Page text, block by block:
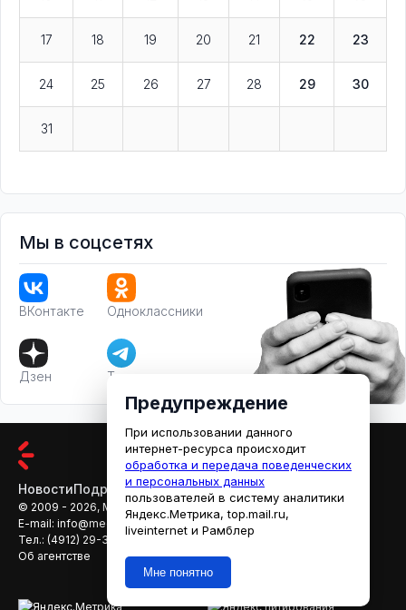
17 18 19 20 21 22 23
24 25 26 27 28 29 30
31
Мы в соцсетях
ВКонтакте Одноклассники
Дзен Телеграм
НовостиПодробностиАфишаКино
© 2009 - 2026, МЕДИАРЯЗАНЬ
E-mail: info@mediaryazan.ru
reklama@mediaryazan.ru
Тел.: (4912) 29-33-66
Об агентстве
Предупреждение
При использовании данного
интернет-ресурса происходит
обработка и передача поведенческих
и персональных данных
пользователей в систему аналитики
Яндекс.Метрика, top.mail.ru,
liveinternet и Рамблер
Мне понятно